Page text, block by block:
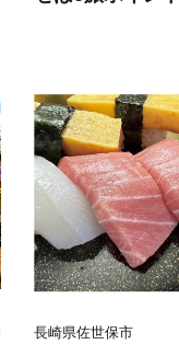
ジタル地域通
決済 飲食 宿泊
ステンボス 佐
旅行
長崎県佐世保市